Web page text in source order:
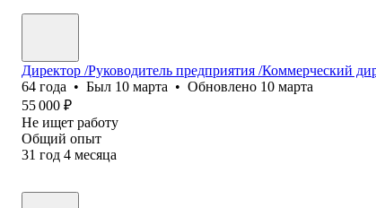
Директор /Руководитель предприятия /Коммерческий
64 года • Был 10 марта • Обновлено 10 марта
55 000 ₽
Не ищет работу
Общий опыт
31 год 4 месяца